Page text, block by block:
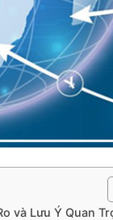
và Lưu Ý Quan